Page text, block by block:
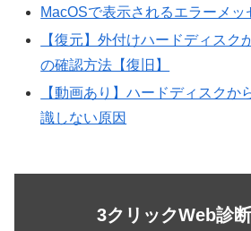
MacOSで表示されるエラーメッ
【復元】外付けハードディスク
の確認方法【復旧】
【動画あり】ハードディスクか
識しない原因
3クリックWeb診